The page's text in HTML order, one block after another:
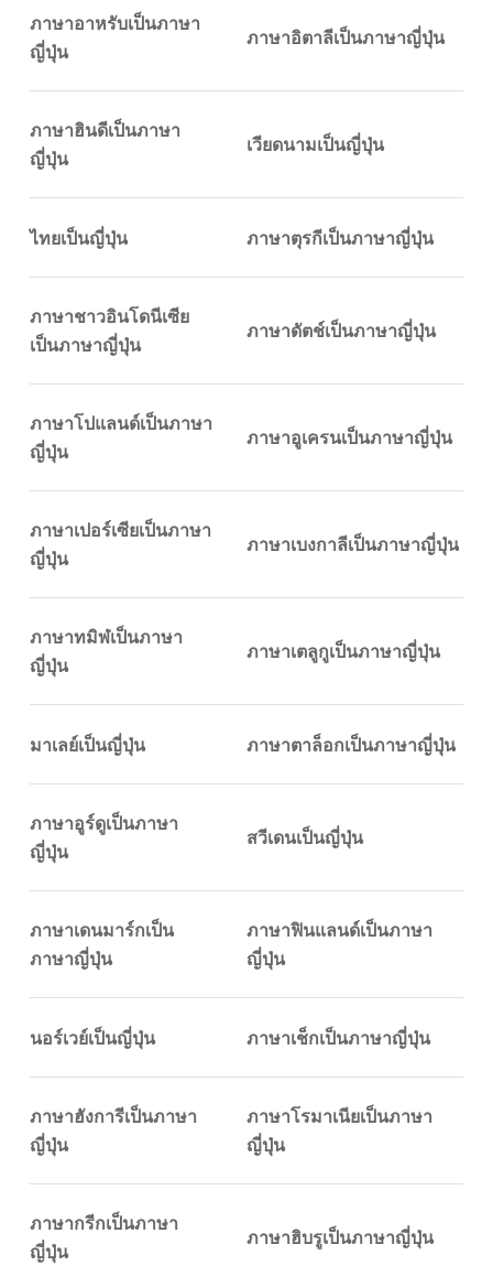
ภาษาอาหรับเป็นภาษา
ญี่ปุ่น
ภาษาอิตาลีเป็นภาษาญี่ปุ่น
ภาษาฮินดีเป็นภาษา
ญี่ปุ่น
เวียดนามเป็นญี่ปุ่น
ไทยเป็นญี่ปุ่น ภาษาตุรกีเป็นภาษาญี่ปุ่น
ภาษาชาวอินโดนีเซีย
เป็นภาษาญี่ปุ่น
ภาษาดัตช์เป็นภาษาญี่ปุ่น
ภาษาโปแลนด์เป็นภาษา
ญี่ปุ่น
ภาษาอูเครนเป็นภาษาญี่ปุ่น
ภาษาเปอร์เซียเป็นภาษา
ญี่ปุ่น
ภาษาเบงกาลีเป็นภาษาญี่ปุ่น
ภาษาทมิฬเป็นภาษา
ญี่ปุ่น
ภาษาเตลูกูเป็นภาษาญี่ปุ่น
มาเลย์เป็นญี่ปุ่น ภาษาตาล็อกเป็นภาษาญี่ปุ่น
ภาษาอูร์ดูเป็นภาษา
ญี่ปุ่น
สวีเดนเป็นญี่ปุ่น
ภาษาเดนมาร์กเป็น
ภาษาญี่ปุ่น
ภาษาฟินแลนด์เป็นภาษา
ญี่ปุ่น
นอร์เวย์เป็นญี่ปุ่น ภาษาเช็กเป็นภาษาญี่ปุ่น
ภาษาฮังการีเป็นภาษา
ญี่ปุ่น
ภาษาโรมาเนียเป็นภาษา
ญี่ปุ่น
ภาษากรีกเป็นภาษา
ญี่ปุ่น
ภาษาฮิบรูเป็นภาษาญี่ปุ่น